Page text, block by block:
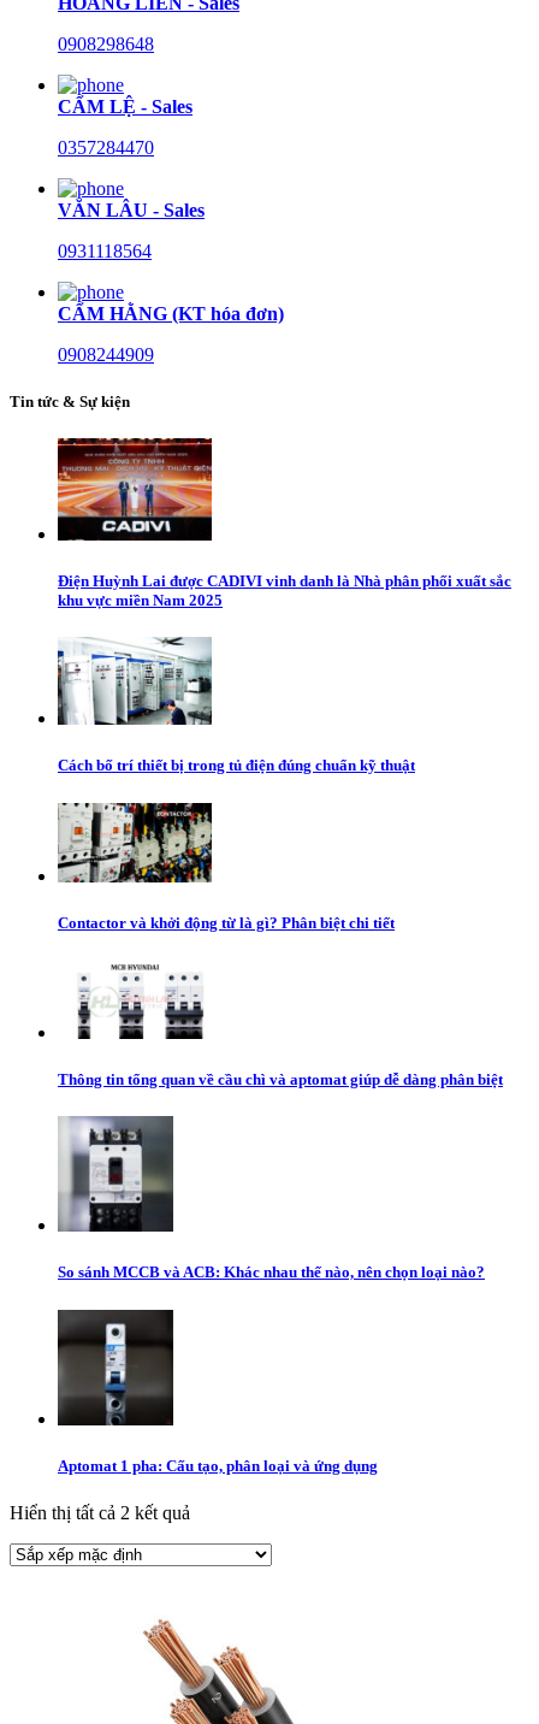
0908298648
CẨM LỆ - Sales
0357284470
VĂN LÂU - Sales
0931118564
CẨM HẰNG (KT hóa đơn)
0908244909
Tin tức & Sự kiện
Điện Huỳnh Lai được CADIVI vinh danh là Nhà phân phối xuất sắc
khu vực miền Nam 2025
Cách bố trí thiết bị trong tủ điện đúng chuẩn kỹ thuật
Contactor và khởi động từ là gì? Phân biệt chi tiết
Thông tin tổng quan về cầu chì và aptomat giúp dễ dàng phân biệt
So sánh MCCB và ACB: Khác nhau thế nào, nên chọn loại nào?
Aptomat 1 pha: Cấu tạo, phân loại và ứng dụng
Hiển thị tất cả 2 kết quả